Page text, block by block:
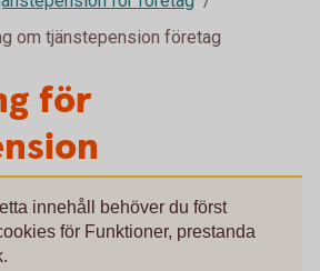
om tjänstepension företag
för
innehåll behöver du först
för Funktioner, prestanda